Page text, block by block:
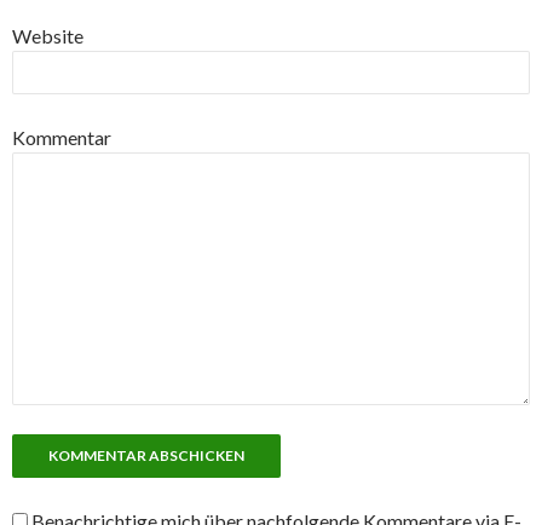
Website
Kommentar